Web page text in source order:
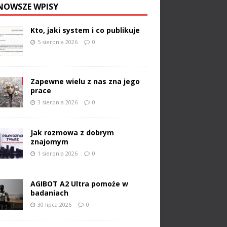
WPISY
Kto, jaki system i co publikuje
5 sierpnia 2026 0
Zapewne wielu z nas zna jego
prace
3 sierpnia 2026 0
Jak rozmowa z dobrym
znajomym
1 sierpnia 2026 0
AGIBOT A2 Ultra pomoże w
badaniach
30 lipca 2026 0